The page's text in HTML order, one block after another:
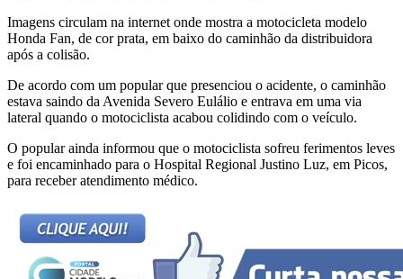
Imagens circulam na internet onde mostra a motocicleta modelo
Honda Fan, de cor prata, em baixo do caminhão da distribuidora
após a colisão.
De acordo com um popular que presenciou o acidente, o caminhão
estava saindo da Avenida Severo Eulálio e entrava em uma via
lateral quando o motociclista acabou colidindo com o veículo.
O popular ainda informou que o motociclista sofreu ferimentos leves
e foi encaminhado para o Hospital Regional Justino Luz, em Picos,
para receber atendimento médico.